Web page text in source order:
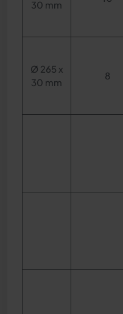
30 mm
Ø 265 x
30 mm
8